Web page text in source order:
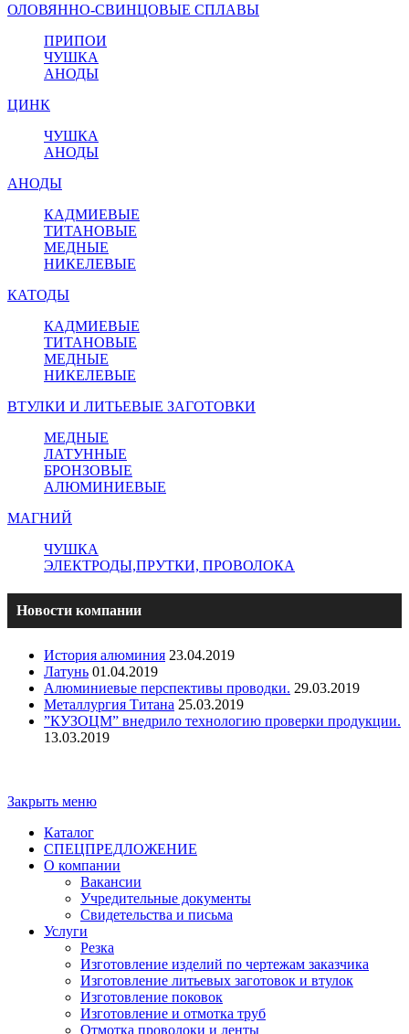
ОЛОВЯННО-СВИНЦОВЫЕ СПЛАВЫ
ПРИПОИ
ЧУШКА
АНОДЫ
ЦИНК
ЧУШКА
АНОДЫ
АНОДЫ
КАДМИЕВЫЕ
ТИТАНОВЫЕ
МЕДНЫЕ
НИКЕЛЕВЫЕ
КАТОДЫ
КАДМИЕВЫЕ
ТИТАНОВЫЕ
МЕДНЫЕ
НИКЕЛЕВЫЕ
ВТУЛКИ И ЛИТЬЕВЫЕ ЗАГОТОВКИ
МЕДНЫЕ
ЛАТУННЫЕ
БРОНЗОВЫЕ
АЛЮМИНИЕВЫЕ
МАГНИЙ
ЧУШКА
ЭЛЕКТРОДЫ,ПРУТКИ, ПРОВОЛОКА
Новости компании
История алюминия 23.04.2019
Латунь 01.04.2019
Алюминиевые перспективы проводки. 29.03.2019
Металлургия Титана 25.03.2019
”КУЗОЦМ” внедрило технологию проверки продукции.
13.03.2019
Закрыть меню
Каталог
СПЕЦПРЕДЛОЖЕНИЕ
О компании
Вакансии
Учредительные документы
Свидетельства и письма
Услуги
Резка
Изготовление изделий по чертежам заказчика
Изготовление литьевых заготовок и втулок
Изготовление поковок
Изготовление и отмотка труб
Отмотка проволоки и ленты